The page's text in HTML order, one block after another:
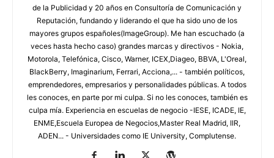
de la Publicidad y 20 años en Consultoría de Comunicación y
Reputación, fundando y liderando el que ha sido uno de los
mayores grupos españoles(ImageGroup). Me han escuchado (a
veces hasta hecho caso) grandes marcas y directivos - Nokia,
Motorola, Telefónica, Cisco, Warner, ICEX,Diageo, BBVA, L'Oreal,
BlackBerry, Imaginarium, Ferrari, Acciona,... - también políticos,
emprendedores, empresarios y personalidades públicas. A todos
les conoces, en parte por mi culpa. Si no les conoces, también es
culpa mía. Experiencia en escuelas de negocio -IESE, ICADE, IE,
ENME,Escuela Europea de Negocios,Master Real Madrid, IIR,
ADEN... - Universidades como IE University, Complutense.